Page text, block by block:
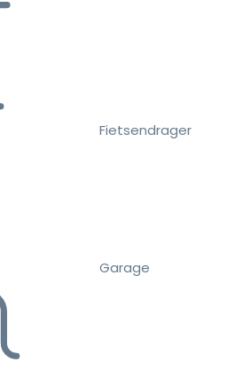
Fietsendrager
Garage